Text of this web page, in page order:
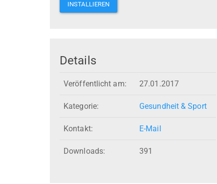
INSTALLIEREN
Details
Veröffentlicht am: 27.01.2017
Kategorie: Gesundheit & Sport
Kontakt: E-Mail
Downloads: 391